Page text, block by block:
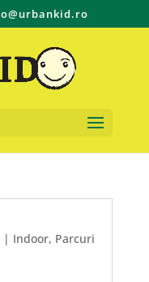
| Indoor, Parcuri